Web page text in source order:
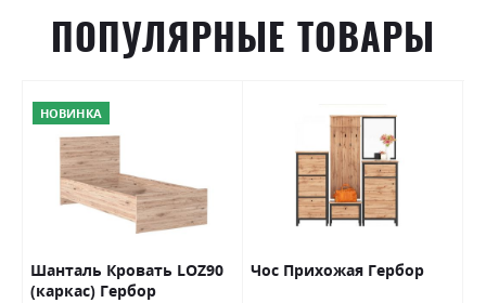
ПОПУЛЯРНЫЕ ТОВАРЫ
НОВИНКА
Шанталь Кровать LOZ90
(каркас) Гербор
Чос Прихожая Гербор